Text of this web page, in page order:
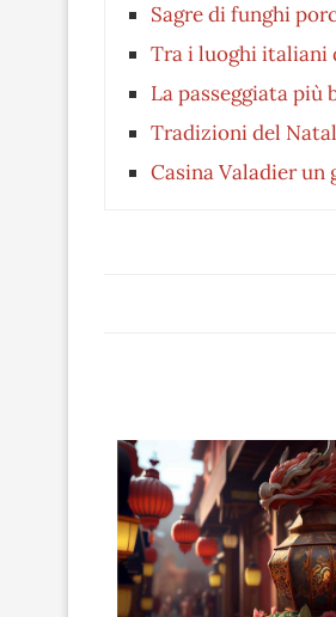
Sagre di funghi
Tra i luoghi italiani
La passeggiata più
Tradizioni del
Casina Valadier un